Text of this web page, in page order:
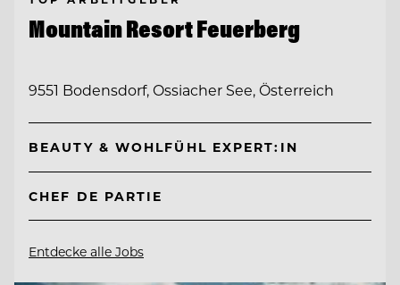
Mountain Resort Feuerberg
9551 Bodensdorf, Ossiacher See, Österreich
BEAUTY & WOHLFÜHL EXPERT:IN
CHEF DE PARTIE
Entdecke alle Jobs